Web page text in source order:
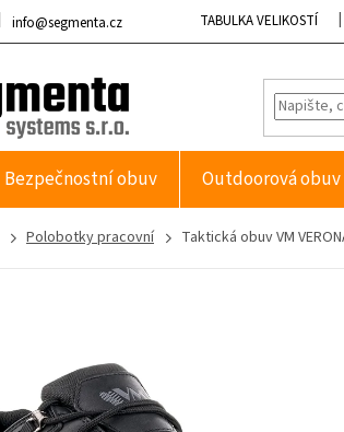
info@segmenta.cz TABULKA VELIKOSTÍ
Bezpečnostní obuv Outdoorová obuv
Polobotky pracovní Taktická obuv VM